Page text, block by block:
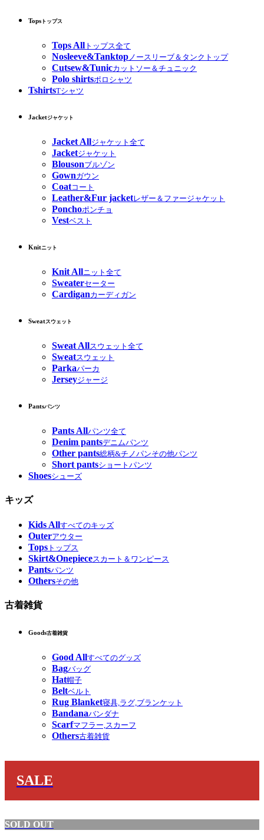
Tops トップス
Tops All トップス全て
Nosleeve&Tanktopノースリーブ＆タンクトップ
Cutsew&Tunicカットソー＆チュニック
Polo shirtsポロシャツ
TshirtsTシャツ
Jacketジャケット
Jacket Allジャケット全て
Jacketジャケット
Blousonブルゾン
Gownガウン
Coatコート
Leather&Fur jacketレザー＆ファージャケット
Ponchoポンチョ
Vestベスト
Knitニット
Knit Allニット全て
Sweaterセーター
Cardiganカーディガン
Sweatスウェット
Sweat Allスウェット全て
Sweatスウェット
Parkaパーカ
Jerseyジャージ
Pantsパンツ
Pants Allパンツ全て
Denim pantsデニムパンツ
Other pants総柄&チノパンその他パンツ
Short pantsショートパンツ
Shoesシューズ
キッズ
Kids Allすべてのキッズ
Outerアウター
Tops トップス
Skirt&Onepieceスカート＆ワンピース
Pantsパンツ
Othersその他
古着雑貨
Goods古着雑貨
Good Allすべてのグッズ
Bagバッグ
Hat帽子
Beltベルト
Rug Blanket寝具,ラグ,ブランケット
Bandanaバンダナ
Scarfマフラー,スカーフ
Others古着雑貨
SALE
SOLD OUT